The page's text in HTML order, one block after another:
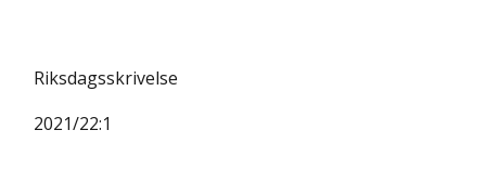
Riksdagsskrivelse
2021/22:1